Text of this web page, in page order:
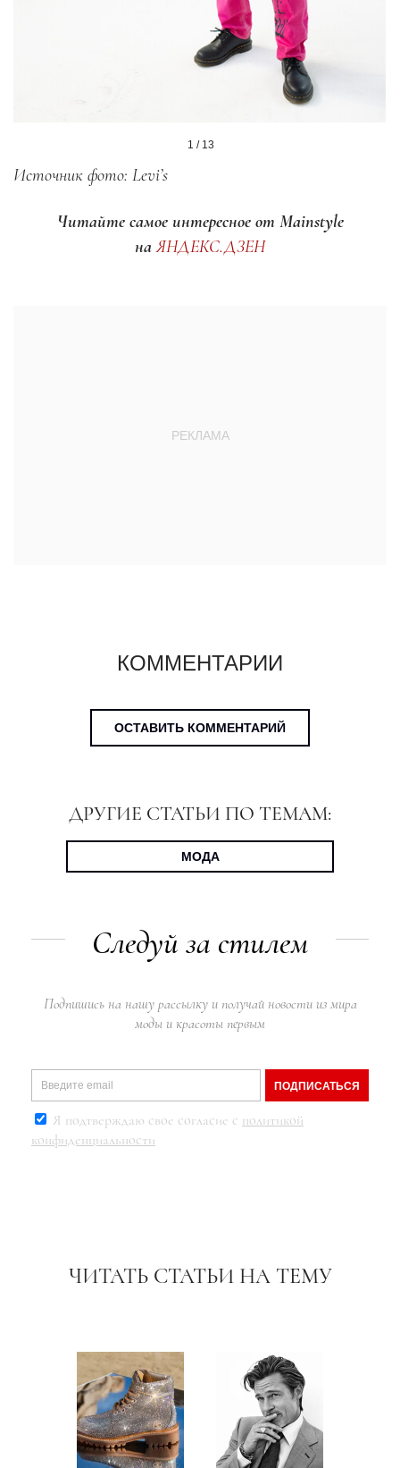
1 / 13
Источник фото: Levi’s
Читайте самое интересное от Mainstyle
наЯНДЕКС.ДЗЕН
КОММЕНТАРИИ
ОСТАВИТЬ КОММЕНТАРИЙ
ДРУГИЕ СТАТЬИ ПО ТЕМАМ:
МОДА
Следуй за стилем
Подпишись на нашу рассылку и получай новости из мира
моды и красоты первым
ПОДПИСАТЬСЯ
Я подтверждаю свое согласие с политикой
конфиденциальности
ЧИТАТЬ СТАТЬИ НА ТЕМУ